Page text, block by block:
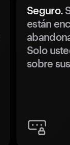
Seguro.
están
Solo
sobre